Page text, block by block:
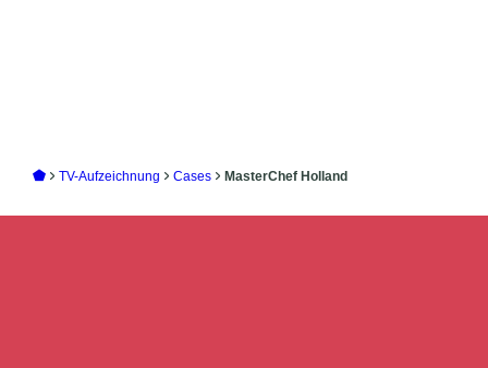
TV-Aufzeichnung Cases MasterChef Holland